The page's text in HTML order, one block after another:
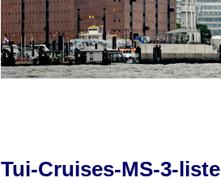
Tui-Cruises-MS-3-liste